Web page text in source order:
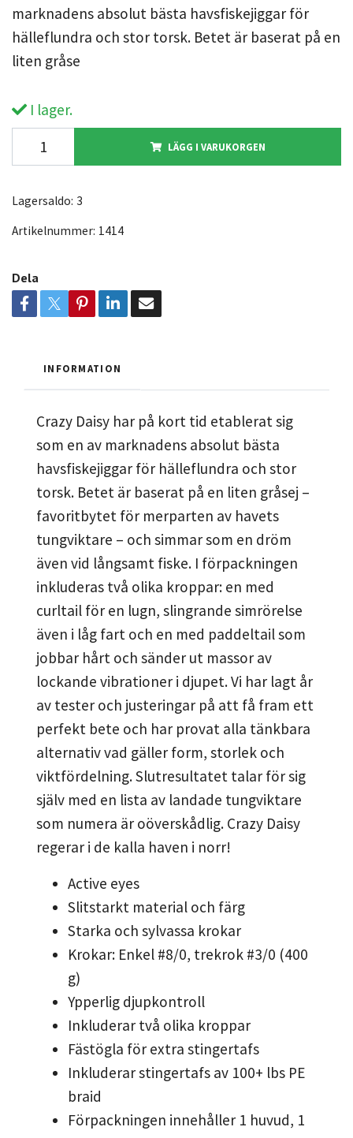
marknadens absolut bästa havsfiskejiggar för
hälleflundra och stor torsk. Betet är baserat på en
liten gråse
I lager.
LÄGG I VARUKORGEN
Lagersaldo: 3
Artikelnummer: 1414
Dela
INFORMATION
Crazy Daisy har på kort tid etablerat sig
som en av marknadens absolut bästa
havsfiskejiggar för hälleflundra och stor
torsk. Betet är baserat på en liten gråsej –
favoritbytet för merparten av havets
tungviktare – och simmar som en dröm
även vid långsamt fiske. I förpackningen
inkluderas två olika kroppar: en med
curltail för en lugn, slingrande simrörelse
även i låg fart och en med paddeltail som
jobbar hårt och sänder ut massor av
lockande vibrationer i djupet. Vi har lagt år
av tester och justeringar på att få fram ett
perfekt bete och har provat alla tänkbara
alternativ vad gäller form, storlek och
viktfördelning. Slutresultatet talar för sig
själv med en lista av landade tungviktare
som numera är oöverskådlig. Crazy Daisy
regerar i de kalla haven i norr!
Active eyes
Slitstarkt material och färg
Starka och sylvassa krokar
Krokar: Enkel #8/0, trekrok #3/0 (400
g)
Ypperlig djupkontroll
Inkluderar två olika kroppar
Fästögla för extra stingertafs
Inkluderar stingertafs av 100+ lbs PE
braid
Förpackningen innehåller 1 huvud, 1